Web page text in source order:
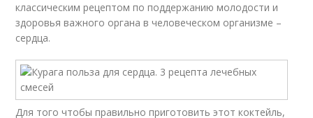
классическим рецептом по поддержанию молодости и
здоровья важного органа в человеческом организме –
сердца.
Для того чтобы правильно приготовить этот коктейль,